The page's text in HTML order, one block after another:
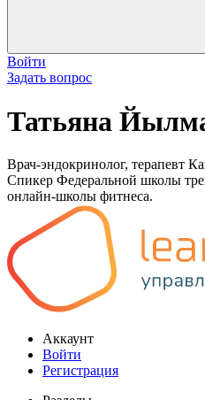
Войти
Задать вопрос
Татьяна
Врач-эндокринолог, терапевт
Спикер Федеральной школы
онлайн-школы фитнеса.
Аккаунт
Войти
Регистрация